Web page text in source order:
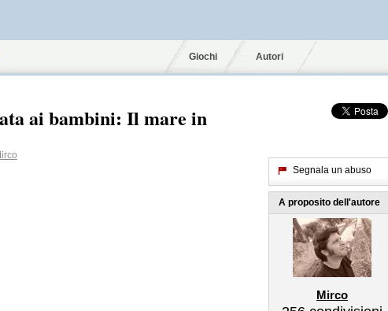
Giochi Autori
ai bambini: Il mare in
Segnala un abuso
A proposito dell'autore
Mirco